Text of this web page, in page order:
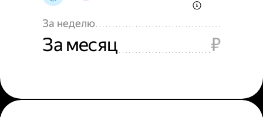
За неделю
За месяц ₽